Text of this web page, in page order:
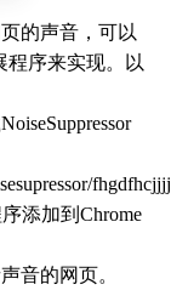
的声音，可以
程序来实现。以
添加到Chrome
音的网页。